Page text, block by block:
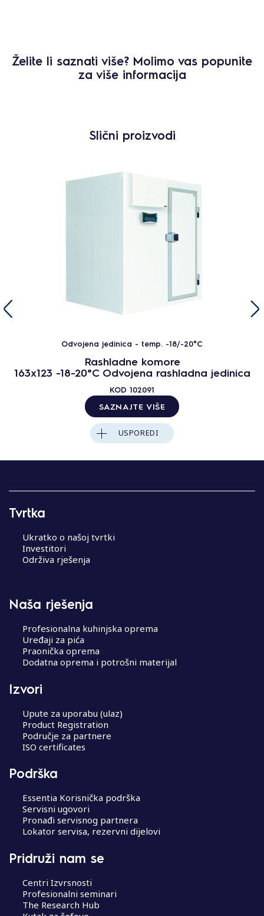
Želite li saznati više? Molimo vas popunite
za više informacija
Slični proizvodi
Odvojena jedinica - temp. -18/-20°C
Rashladne komore
163x123 -18-20°C Odvojena rashladna jedinica
KOD 102091
SAZNAJTE VIŠE
USPOREDI
Tvrtka
Ukratko o našoj tvrtki
Investitori
Održiva rješenja
Naša rješenja
Profesionalna kuhinjska oprema
Uređaji za pića
Praonička oprema
Dodatna oprema i potrošni materijal
Izvori
Upute za uporabu (ulaz)
Product Registration
Područje za partnere
ISO certificates
Podrška
Essentia Korisnička podrška
Servisni ugovori
Pronađi servisnog partnera
Lokator servisa, rezervni dijelovi
Pridruži nam se
Centri Izvrsnosti
Profesionalni seminari
The Research Hub